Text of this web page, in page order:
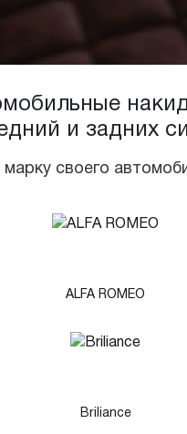
и задних
своего
ALFA ROMEO
Briliance